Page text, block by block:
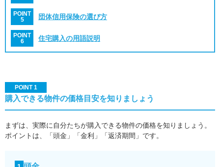
POINT
5
団体信用保険の選び方
POINT
6
住宅購入の用語説明
POINT 1
購入できる物件の価格目安を知りましょう
まずは、実際に自分たちが購入できる物件の価格を知りましょう。
ポイントは、「頭金」「金利」「返済期間」です。